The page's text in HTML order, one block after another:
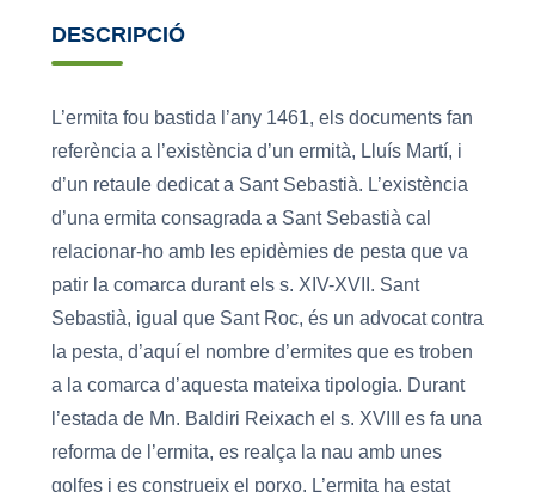
DESCRIPCIÓ
L’ermita fou bastida l’any 1461, els documents fan
referència a l’existència d’un ermità, Lluís Martí, i
d’un retaule dedicat a Sant Sebastià. L’existència
d’una ermita consagrada a Sant Sebastià cal
relacionar-ho amb les epidèmies de pesta que va
patir la comarca durant els s. XIV-XVII. Sant
Sebastià, igual que Sant Roc, és un advocat contra
la pesta, d’aquí el nombre d’ermites que es troben
a la comarca d’aquesta mateixa tipologia. Durant
l’estada de Mn. Baldiri Reixach el s. XVIII es fa una
reforma de l’ermita, es realça la nau amb unes
golfes i es construeix el porxo. L’ermita ha estat